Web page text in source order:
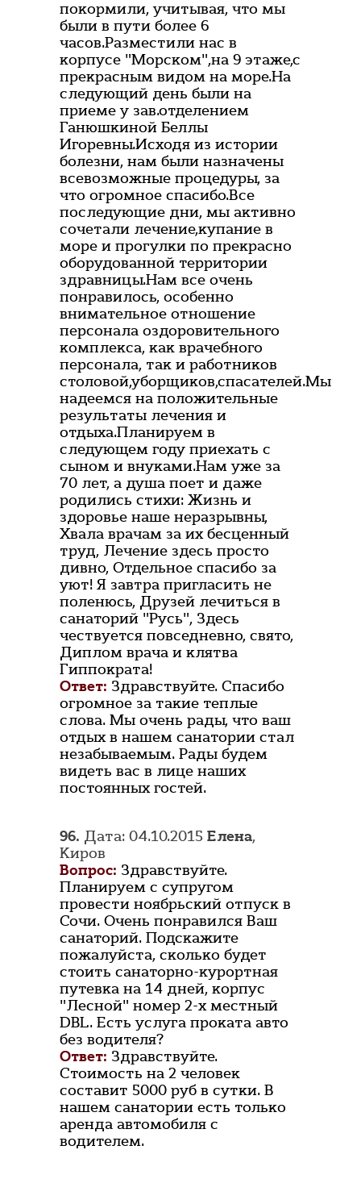
покормили, учитывая, что мы
были в пути более 6
часов.Разместили нас в
корпусе "Морском",на 9 этаже,с
прекрасным видом на море.На
следующий день были на
приеме у зав.отделением
Ганюшкиной Беллы
Игоревны.Исходя из истории
болезни, нам были назначены
всевозможные процедуры, за
что огромное спасибо.Все
последующие дни, мы активно
сочетали лечение,купание в
море и прогулки по прекрасно
оборудованной территории
здравницы.Нам все очень
понравилось, особенно
внимательное отношение
персонала оздоровительного
комплекса, как врачебного
персонала, так и работников
столовой,уборщиков,спасателей.Мы
надеемся на положительные
результаты лечения и
отдыха.Планируем в
следующем году приехать с
сыном и внуками.Нам уже за
70 лет, а душа поет и даже
родились стихи: Жизнь и
здоровье наше неразрывны,
Хвала врачам за их бесценный
труд, Лечение здесь просто
дивно, Отдельное спасибо за
уют! Я завтра пригласить не
поленюсь, Друзей лечиться в
санаторий "Русь", Здесь
чествуется повседневно, свято,
Диплом врача и клятва
Гиппократа!
Ответ: Здравствуйте. Спасибо
огромное за такие теплые
слова. Мы очень рады, что ваш
отдых в нашем санатории стал
незабываемым. Рады будем
видеть вас в лице наших
постоянных гостей.
96. Дата: 04.10.2015 Елена,
Киров
Вопрос: Здравствуйте.
Планируем с супругом
провести ноябрьский отпуск в
Сочи. Очень понравился Ваш
санаторий. Подскажите
пожалуйста, сколько будет
стоить санаторно-курортная
путевка на 14 дней, корпус
"Лесной" номер 2-х местный
DBL. Есть услуга проката авто
без водителя?
Ответ: Здравствуйте.
Стоимость на 2 человек
составит 5000 руб в сутки. В
нашем санатории есть только
аренда автомобиля с
водителем.